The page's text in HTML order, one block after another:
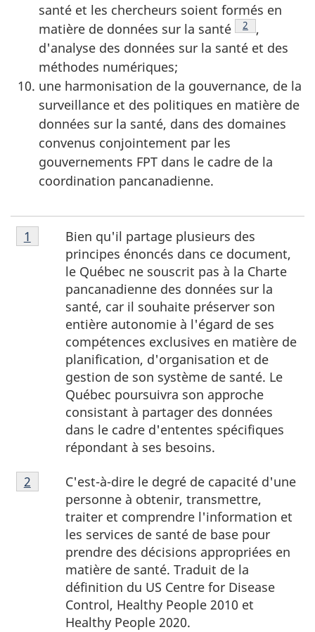
santé et les chercheurs soient formés en
matière de données sur la santé
Note de bas
2
,
d'analyse des données sur la santé et des
méthodes numériques;
une harmonisation de la gouvernance, de la
surveillance et des politiques en matière de
données sur la santé, dans des domaines
convenus conjointement par les
gouvernements FPT dans le cadre de la
coordination pancanadienne.
Note
de
Bien qu'il partage plusieurs des
principes énoncés dans ce document,
le Québec ne souscrit pas à la Charte
pancanadienne des données sur la
santé, car il souhaite préserver son
entière autonomie à l'égard de ses
compétences exclusives en matière de
planification, d'organisation et de
gestion de son système de santé. Le
Québec poursuivra son approche
consistant à partager des données
dans le cadre d'ententes spécifiques
répondant à ses besoins.
Retour à la référence de la note de bas de page
1
Note
de
C'est-à-dire le degré de capacité d'une
personne à obtenir, transmettre,
traiter et comprendre l'information et
les services de santé de base pour
prendre des décisions appropriées en
matière de santé. Traduit de la
définition du US Centre for Disease
Control, Healthy People 2010 et
Healthy People 2020.
Retour à la référence de la note de bas de page
2